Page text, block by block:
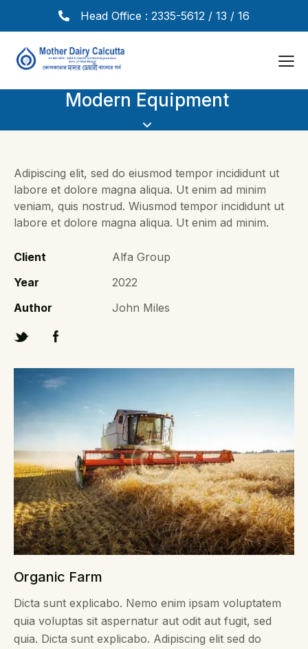
Head Office : 2335-5612 / 13 / 16
Modern Equipment
Organic Farm
Dicta sunt explicabo. Nemo enim ipsam voluptatem
quia voluptas sit aspernatur aut odit aut fugit, sed
quia. Dicta sunt explicabo. Adipiscing elit sed do
Adipiscing elit, sed do eiusmod tempor incididunt ut
labore et dolore magna aliqua. Ut enim ad minim
veniam, quis nostrud. Wiusmod tempor incididunt ut
labore et dolore magna aliqua. Ut enim ad minim.
Client
Alfa Group
Year
2022
Author
John Miles